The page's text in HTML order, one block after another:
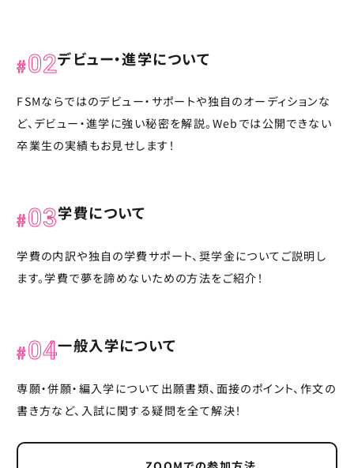
02デビュー・進学について
FSMならではのデビュー・サポートや独自のオーディションな
ど、デビュー・進学に強い秘密を解説。Webでは公開できない
卒業生の実績もお見せします！
03学費について
学費の内訳や独自の学費サポート、奨学金についてご説明し
ます。学費で夢を諦めないための方法をご紹介！
04一般入学について
専願・併願・編入学について出願書類、面接のポイント、作文の
書き方など、入試に関する疑問を全て解決！